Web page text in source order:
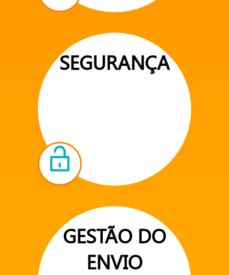
SEGURANÇA
GESTÃO DO
ENVIO